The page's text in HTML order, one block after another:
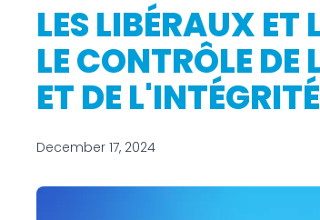
LES LIBÉRAUX ET
LE CONTRÔLE DE
ET DE
December 17, 2024